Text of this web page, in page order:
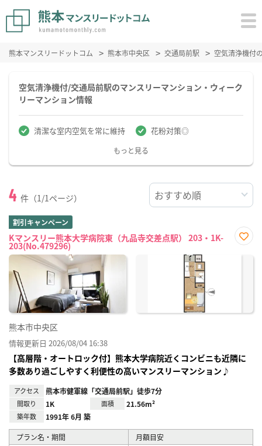
熊本マンスリードットコム 熊本市中央区 交通局前駅 空気清浄機付
空気清浄機付/交通局前駅のマンスリーマンション・ウィーク
リーマンション情報
清潔な室内空気を常に維持 花粉対策◎
もっと見る
4 件（1/1ページ）
割引キャンペーン
Kマンスリー熊本大学病院東（九品寺交差点駅） 203・1K-
203(No.479296)
に入
熊本市中央区
情報更新日 2026/08/04 16:38
【高層階・オートロック付】熊本大学病院近くコンビニも近隣に
多数あり過ごしやすく利便性の高いマンスリーマンション♪
アクセス 熊本市健軍線「交通局前駅」徒歩7分
間取り 1K 面積 21.56m²
築年数 1991年 6月 築
プラン名・期間 月額目安